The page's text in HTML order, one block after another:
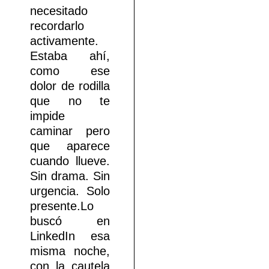
necesitado
recordarlo
activamente.
Estaba ahí,
como ese
dolor de rodilla
que no te
impide
caminar pero
que aparece
cuando llueve.
Sin drama. Sin
urgencia. Solo
presente.Lo
buscó en
LinkedIn esa
misma noche,
con la cautela